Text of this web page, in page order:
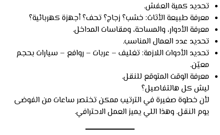
تحديد كمية العفش.
معرفة طبيعة الأثاث: خشب؟ زجاج؟ تحف؟ أجهزة كهربائية؟
معرفة الأدوار، والمساحة، ومقاسات المداخل.
تحديد عدد العمال المناسب.
تحديد الأدوات اللازمة: تغليف – عربات – روافع – سيارات بحجم
معيّن.
معرفة الوقت المتوقع للنقل.
ليش كل هالتفاصيل؟
لأن خطوة صغيرة في الترتيب ممكن تختصر ساعات من الفوضى
يوم النقل. وهذا اللي يميز العمل الاحترافي.